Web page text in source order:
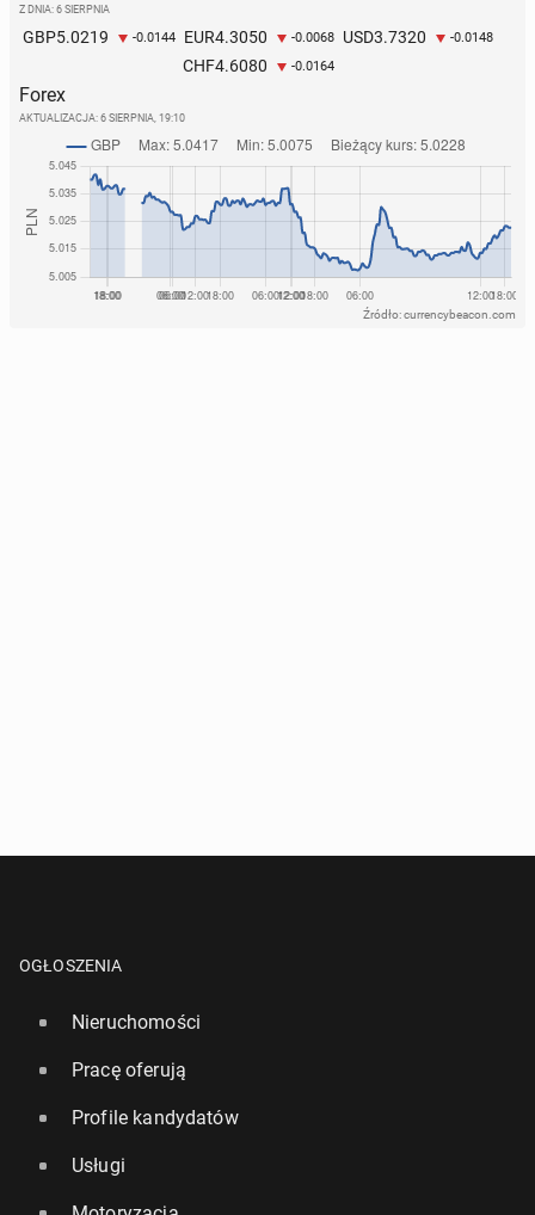
Z DNIA: 6 SIERPNIA
GBP5.0219 -0.0144 EUR4.3050 -0.0068 USD3.7320 -0.0148
CHF4.6080 -0.0164
Forex
AKTUALIZACJA: 6 SIERPNIA, 19:10
Źródło: currencybeacon.com
OGŁOSZENIA
Nieruchomości
Pracę oferują
Profile kandydatów
Usługi